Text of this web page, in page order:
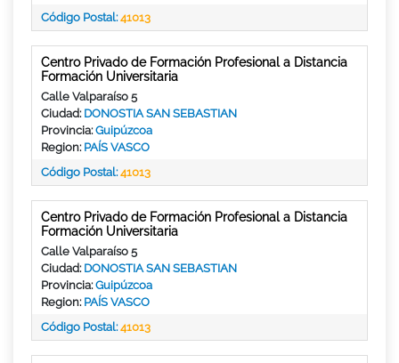
Código Postal:41013
Centro Privado de Formación Profesional a Distancia
Formación Universitaria
Calle Valparaíso 5
Ciudad: DONOSTIA SAN SEBASTIAN
Provincia:Guipúzcoa
Region: PAÍS VASCO
Código Postal:41013
Centro Privado de Formación Profesional a Distancia
Formación Universitaria
Calle Valparaíso 5
Ciudad: DONOSTIA SAN SEBASTIAN
Provincia:Guipúzcoa
Region: PAÍS VASCO
Código Postal:41013